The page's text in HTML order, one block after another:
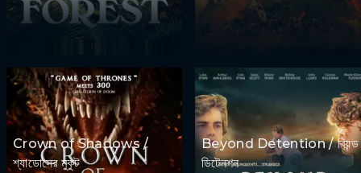
Crown of Shadows /
শ্যাডোসের মুকুট
Beyond Detention / বিয়ন্ড
ডিটেনশন